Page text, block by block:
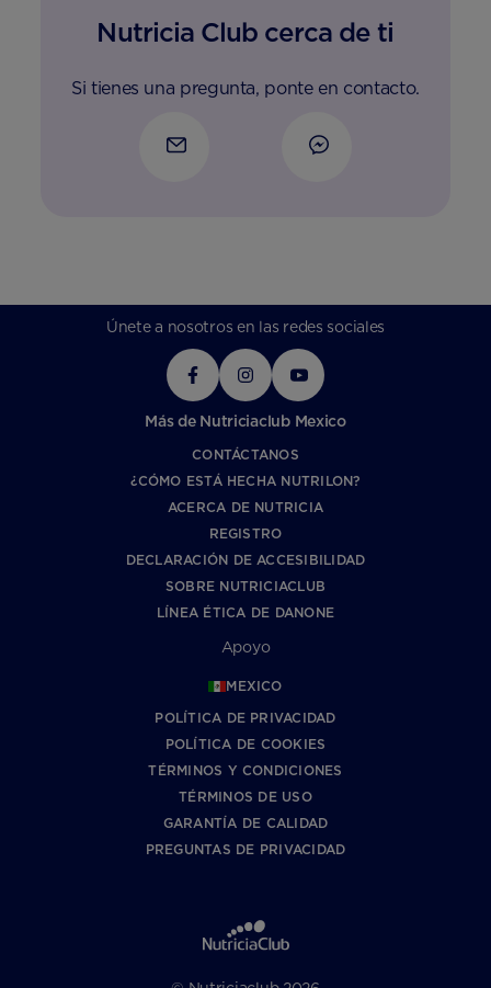
Nutricia Club cerca de ti
Si tienes una pregunta, ponte en contacto.
Únete a nosotros en las redes sociales
Más de Nutriciaclub Mexico
CONTÁCTANOS
¿CÓMO ESTÁ HECHA NUTRILON?
ACERCA DE NUTRICIA
REGISTRO
DECLARACIÓN DE ACCESIBILIDAD
SOBRE NUTRICIACLUB
LÍNEA ÉTICA DE DANONE
Apoyo
MEXICO
POLÍTICA DE PRIVACIDAD
POLÍTICA DE COOKIES
TÉRMINOS Y CONDICIONES
TÉRMINOS DE USO
GARANTÍA DE CALIDAD
PREGUNTAS DE PRIVACIDAD